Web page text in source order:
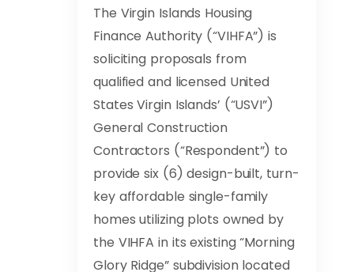
The Virgin Islands Housing
Finance Authority (“VIHFA”) is
soliciting proposals from
qualified and licensed United
States Virgin Islands’ (“USVI”)
General Construction
Contractors (“Respondent”) to
provide six (6) design-built, turn-
key affordable single-family
homes utilizing plots owned by
the VIHFA in its existing “Morning
Glory Ridge” subdivision located